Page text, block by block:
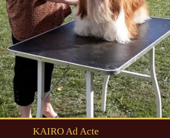
KAIRO Ad Acte